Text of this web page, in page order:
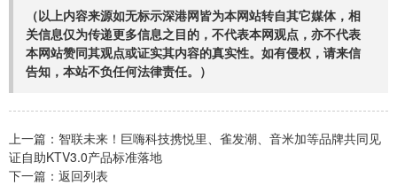
（以上内容来源如无标示深港网皆为本网站转自其它媒体，相
关信息仅为传递更多信息之目的，不代表本网观点，亦不代表
本网站赞同其观点或证实其内容的真实性。如有侵权，请来信
告知，本站不负任何法律责任。）
上一篇： 智联未来！巨嗨科技携悦里、雀发潮、音米加等品牌共同见
证自助KTV3.0产品标准落地
下一篇： 返回列表